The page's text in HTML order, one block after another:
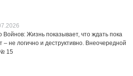
Войнов: Жизнь показывает, что ждать пока
– не логично и деструктивно. Внеочередной
15